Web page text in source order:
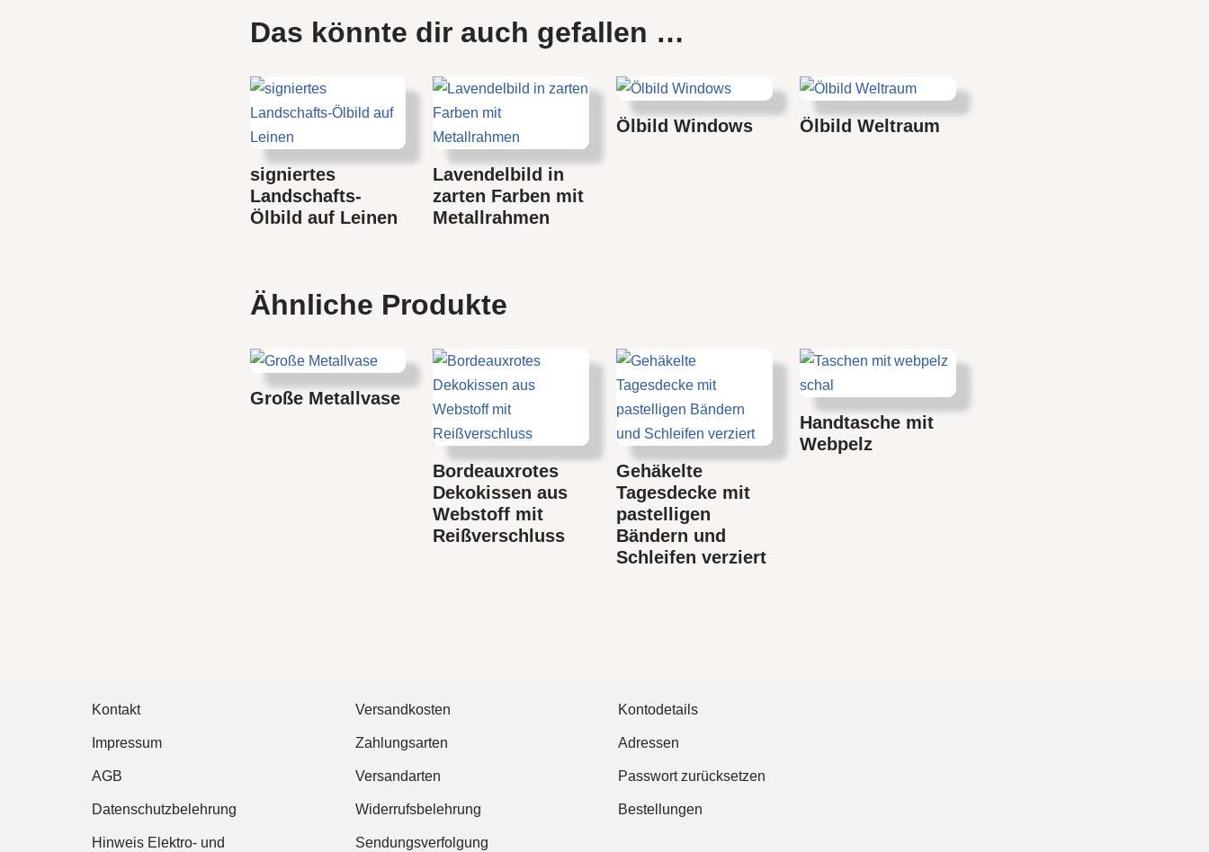
Das könnte dir auch gefallen …
signiertes
Landschafts-
Ölbild auf Leinen
Lavendelbild in
zarten Farben mit
Metallrahmen
Ölbild Windows Ölbild Weltraum
Ähnliche Produkte
Große Metallvase
Bordeauxrotes
Dekokissen aus
Webstoff mit
Reißverschluss
Gehäkelte
Tagesdecke mit
pastelligen
Bändern und
Schleifen verziert
Handtasche mit
Webpelz
Kontakt
Impressum
AGB
Datenschutzbelehrung
Hinweis Elektro- und
Versandkosten
Zahlungsarten
Versandarten
Widerrufsbelehrung
Sendungsverfolgung
Kontodetails
Adressen
Passwort zurücksetzen
Bestellungen